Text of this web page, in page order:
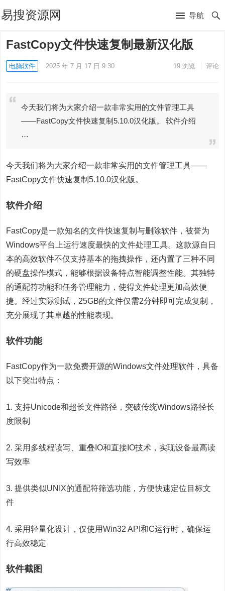
易搜资源网 导航
FastCopy文件快速复制最新汉化版
电脑软件 2025 年 7 月 17 日 9:30 19浏览 评论
今天我们将为大家介绍一款非常实用的文件管理工具
——FastCopy文件快速复制5.10.0汉化版。 软件介绍
…
今天我们将为大家介绍一款非常实用的文件管理工具——
FastCopy文件快速复制5.10.0汉化版。
软件介绍
FastCopy是一款知名的文件快速复制与删除软件，被誉为
Windows平台上运行速度最快的文件处理工具。这款源自日
本的高效软件不仅支持基本的拖拽操作，还内置了三种不同
的硬盘操作模式，能够根据设备特点智能调整性能。其独特
的通配符功能和任务管理能力，使得文件处理更加高效便
捷。经过实际测试，25GB的文件仅需2分钟即可完成复制，
充分展现了其卓越的性能表现。
软件功能
FastCopy作为一款免费开源的Windows文件处理软件，具备
以下突出特点：
1. 支持Unicode和超长文件路径，突破传统Windows路径长
度限制
2. 采用多线程读写、重叠IO和直接IO技术，实现设备最高读
写效率
3. 提供类似UNIX的通配符筛选功能，方便快速定位目标文
件
4. 采用轻量化设计，仅使用Win32 API和C运行时，确保运
行高效稳定
软件截图